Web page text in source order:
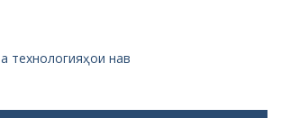
технологияҳои нав